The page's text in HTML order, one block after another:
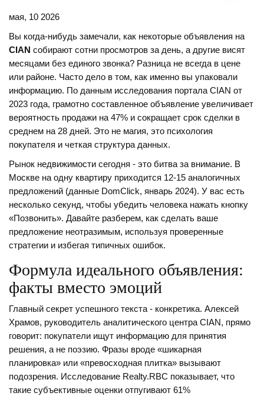
мая, 10 2026
Вы когда-нибудь замечали, как некоторые объявления на
CIAN собирают сотни просмотров за день, а другие висят
месяцами без единого звонка? Разница не всегда в цене
или районе. Часто дело в том, как именно вы упаковали
информацию. По данным исследования портала CIAN от
2023 года, грамотно составленное объявление увеличивает
вероятность продажи на 47% и сокращает срок сделки в
среднем на 28 дней. Это не магия, это психология
покупателя и четкая структура данных.
Рынок недвижимости сегодня - это битва за внимание. В
Москве на одну квартиру приходится 12-15 аналогичных
предложений (данные DomClick, январь 2024). У вас есть
несколько секунд, чтобы убедить человека нажать кнопку
«Позвонить». Давайте разберем, как сделать ваше
предложение неотразимым, используя проверенные
стратегии и избегая типичных ошибок.
Формула идеального объявления:
факты вместо эмоций
Главный секрет успешного текста - конкретика. Алексей
Храмов, руководитель аналитического центра CIAN, прямо
говорит: покупатели ищут информацию для принятия
решения, а не поэзию. Фразы вроде «шикарная
планировка» или «превосходная плитка» вызывают
подозрения. Исследование Realty.RBC показывает, что
такие субъективные оценки отпугивают 61%